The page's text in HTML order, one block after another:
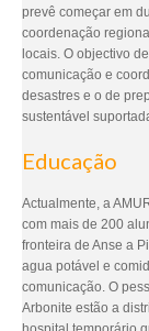
prevê começar em
coordenação
locais. O objectivo
comunicação e
desastres e o de
sustentável
Educação
Actualmente, a
com mais de 200
fronteira de Anse a
agua potável e
comunicação. O
Arbonite estão a